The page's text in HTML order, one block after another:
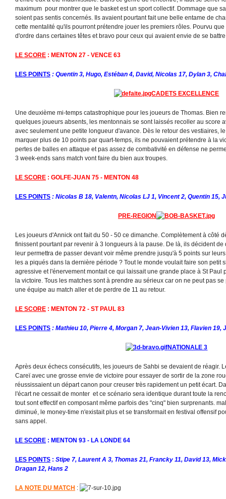
maximum pour montrer que le basket est un sport collectif. Dommage que
soient pas sentis concernés. Ils avaient pourtant fait une belle entame de
cette mentalité qu'ils pourront prétendre jouer les premiers rôles. Pourvu
d'ordre dans certaines têtes et bravo pour ceux qui avaient envie de se
LE SCORE : MENTON 27 - VENCE 63
LES POINTS : Quentin 3, Hugo, Estéban 4, David, Nicolas 17, Dylan 3,
CADETS EXCELLENCE
Une deuxième mi-temps catastrophique pour les joueurs de Thomas. Bien
quelques joueurs absents, les mentonnais se sont laissés recoller au score
avec seulement une petite longueur d'avance. Dès le retour des vestiaires,
marquer plus de 10 points par quart-temps, ils ne pouvaient prétendre à la
pertes de balles en attaque et pas assez de combativité en défense ne
3 week-ends sans match vont faire du bien aux troupes.
LE SCORE : GOLFE-JUAN 75 - MENTON 48
LES POINTS : Nicolas B 18, Valentn, Nicolas LJ 1, Vincent 2, Quentin 15,
PRE-REGION
Les joueurs d'Annick ont fait du 50 - 50 ce dimanche. Complètement à côté
finissent pourtant par revenir à 3 longueurs à la pause. De là, ils décident de
leur permettra de passer devant voir même prendre jusqu'à 5 points sur
les a piqués dans la dernière période ? Tout le monde voulait faire son petit
agressive et l'énervement montait ce qui laissait une grande place à St Paul
la victoire. Tous les matches sont à prendre au sérieux car on ne peut pas
une équipe au match aller et de perdre de 11 au retour.
LE SCORE : MENTON 72 - ST PAUL 83
LES POINTS : Mathieu 10, Pierre 4, Morgan 7, Jean-Vivien 13, Flavien 19,
NATIONALE 3
Après deux échecs consécutifs, les joueurs de Sahbi se devaient de réagir.
Careï avec une grosse envie de victoire pour essayer de sortir de la zone
réussissaient un départ canon pour creuser très rapidement un petit écart.
l'écart ne cessait de monter et ce scénario sera identique durant toute la
tout sont effectif en composant même parfois des "cinq" bien surprenants.
diminué, le money-time n'existait plus et se transformait en festival offensif
sans appel.
LE SCORE : MENTON 93 - LA LONDE 64
LES POINTS : Stipe 7, Laurent A 3, Thomas 21, Francky 11, David 13,
Dragan 12, Hans 2
LA NOTE DU MATCH :